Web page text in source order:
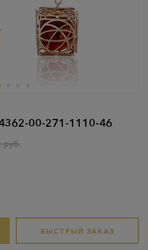
00-271-1110-46
руб.
БЫСТРЫЙ ЗАКАЗ